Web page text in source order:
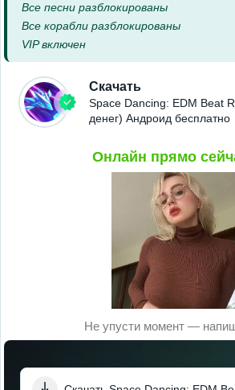
Все песни разблокированы
Все корабли разблокированы
VIP включен
Скачать
Space Dancing: EDM Beat
денег) Андроид бесплатно
Онлайн прямо
Не упусти момент —